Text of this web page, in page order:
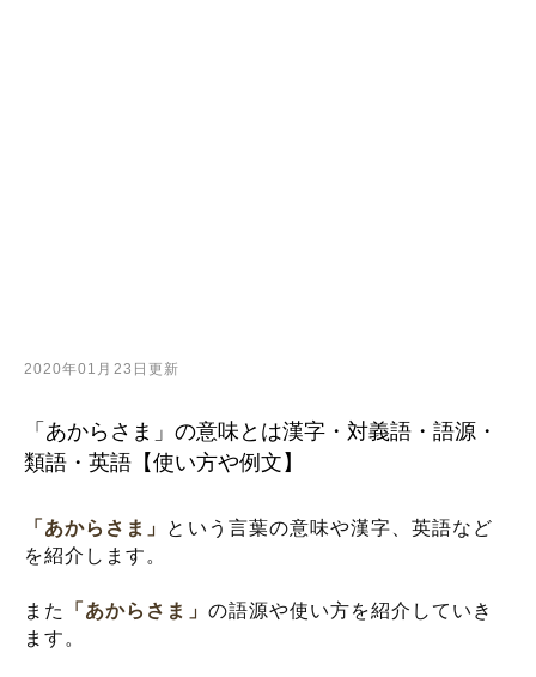
2020年01月23日更新
「あからさま」の意味とは漢字・対義語・語源・
類語・英語【使い方や例文】
「あからさま」 という言葉の意味や漢字、英語など
を紹介します。
また 「あからさま」 の語源や使い方を紹介していき
ます。